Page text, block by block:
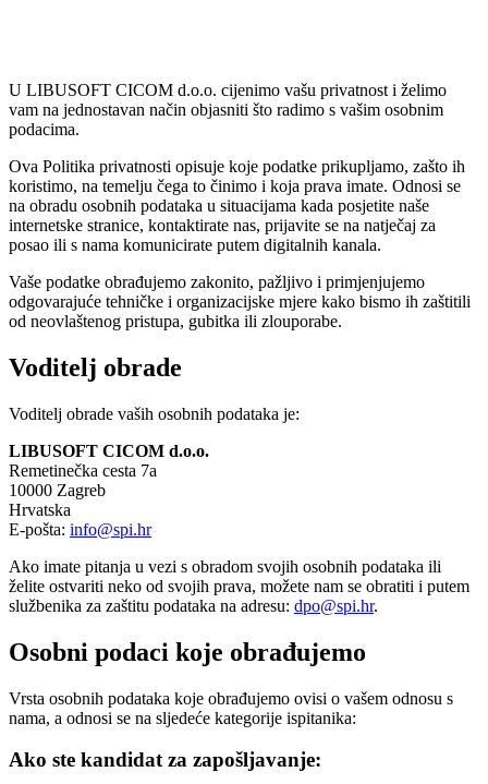
U LIBUSOFT CICOM d.o.o. cijenimo vašu privatnost i želimo
vam na jednostavan način objasniti što radimo s vašim osobnim
podacima.
Ova Politika privatnosti opisuje koje podatke prikupljamo, zašto ih
koristimo, na temelju čega to činimo i koja prava imate. Odnosi se
na obradu osobnih podataka u situacijama kada posjetite naše
internetske stranice, kontaktirate nas, prijavite se na natječaj za
posao ili s nama komunicirate putem digitalnih kanala.
Vaše podatke obrađujemo zakonito, pažljivo i primjenjujemo
odgovarajuće tehničke i organizacijske mjere kako bismo ih zaštitili
od neovlaštenog pristupa, gubitka ili zlouporabe.
Voditelj obrade
Voditelj obrade vaših osobnih podataka je:
LIBUSOFT CICOM d.o.o.
Remetinečka cesta 7a
10000 Zagreb
Hrvatska
E-pošta: info@spi.hr
Ako imate pitanja u vezi s obradom svojih osobnih podataka ili
želite ostvariti neko od svojih prava, možete nam se obratiti i putem
službenika za zaštitu podataka na adresu: dpo@spi.hr.
Osobni podaci koje obrađujemo
Vrsta osobnih podataka koje obrađujemo ovisi o vašem odnosu s
nama, a odnosi se na sljedeće kategorije ispitanika:
Ako ste kandidat za zapošljavanje: